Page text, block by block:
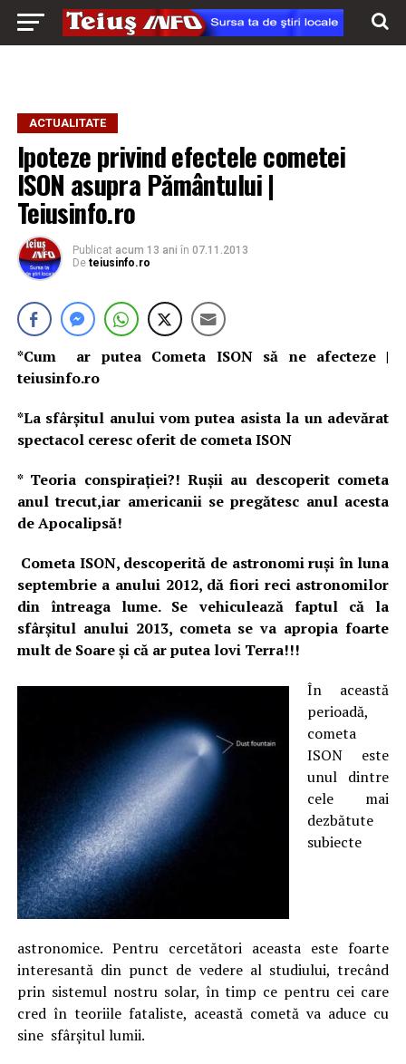
ACTUALITATE
Ipoteze privind efectele cometei
ISON asupra Pământului |
Teiusinfo.ro
Publicat acum 13 ani în 07.11.2013
De teiusinfo.ro
*Cum ar putea Cometa ISON să ne afecteze |
teiusinfo.ro
*La sfârşitul anului vom putea asista la un adevărat
spectacol ceresc oferit de cometa ISON
* Teoria conspiraţiei?! Ruşii au descoperit cometa
anul trecut,iar americanii se pregătesc anul acesta
de Apocalipsă!
Cometa ISON, descoperită de astronomi ruşi în luna
septembrie a anului 2012, dă fiori reci astronomilor
din întreaga lume. Se vehiculează faptul că la
sfârşitul anului 2013, cometa se va apropia foarte
mult de Soare şi că ar putea lovi Terra!!!
În această
perioadă,
cometa
ISON este
unul dintre
cele mai
dezbătute
subiecte
astronomice. Pentru cercetători aceasta este foarte
interesantă din punct de vedere al studiului, trecând
prin sistemul nostru solar, în timp ce pentru cei care
cred în teoriile fataliste, această cometă va aduce cu
sine sfârșitul lumii.